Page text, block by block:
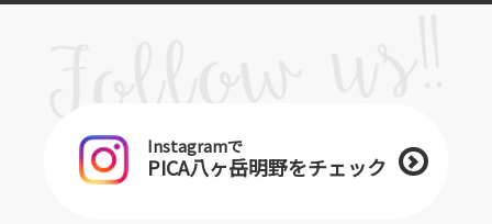
Instagramで
PICA八ヶ岳明野をチェック